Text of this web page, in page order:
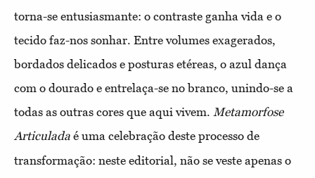
torna-se entusiasmante: o contraste ganha vida e o
tecido faz-nos sonhar. Entre volumes exagerados,
bordados delicados e posturas etéreas, o azul dança
com o dourado e entrelaça-se no branco, unindo-se a
todas as outras cores que aqui vivem. Metamorfose
Articulada é uma celebração deste processo de
transformação: neste editorial, não se veste apenas o